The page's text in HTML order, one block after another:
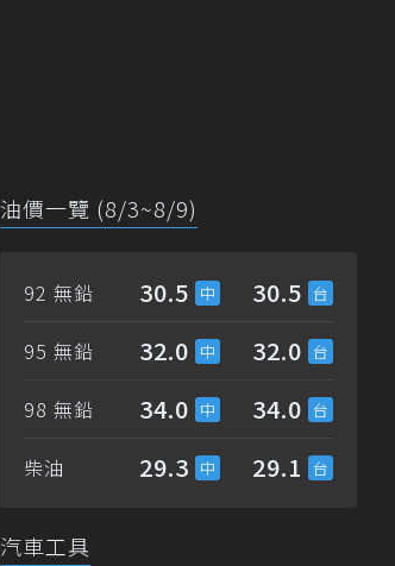
油價一覽 (8/3~8/9)
92 無鉛 30.5 30.5
95 無鉛 32.0 32.0
98 無鉛 34.0 34.0
柴油 29.3 29.1
汽車工具